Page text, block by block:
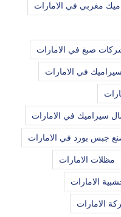
مغربي في الامارات
صبغ في الامارات
في الامارات
سيراميك في الامارات
جبس بورد في الامارات
مظلات الامارات
الامارات
الامارات